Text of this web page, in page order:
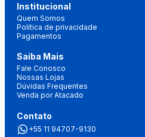
Institucional
Quem Somos
Política de privacidade
Pagamentos
Saiba Mais
Fale Conosco
Nossas Lojas
Dúvidas Frequentes
Venda por Atacado
Contato
+55 11 94707-9130